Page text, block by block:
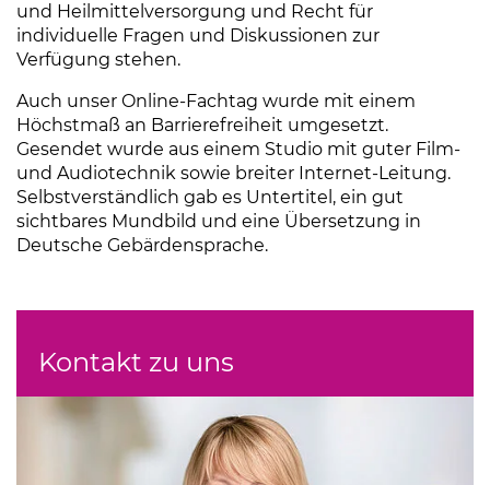
und Heilmittelversorgung und Recht für
individuelle Fragen und Diskussionen zur
Verfügung stehen.
Auch unser Online-Fachtag wurde mit einem
Höchstmaß an Barrierefreiheit umgesetzt.
Gesendet wurde aus einem Studio mit guter Film-
und Audiotechnik sowie breiter Internet-Leitung.
Selbstverständlich gab es Untertitel, ein gut
sichtbares Mundbild und eine Übersetzung in
Deutsche Gebärdensprache.
Kontakt zu uns